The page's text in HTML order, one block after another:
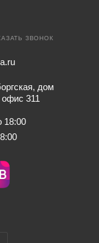
ЗВОНОК
дом
офис 311
18:00